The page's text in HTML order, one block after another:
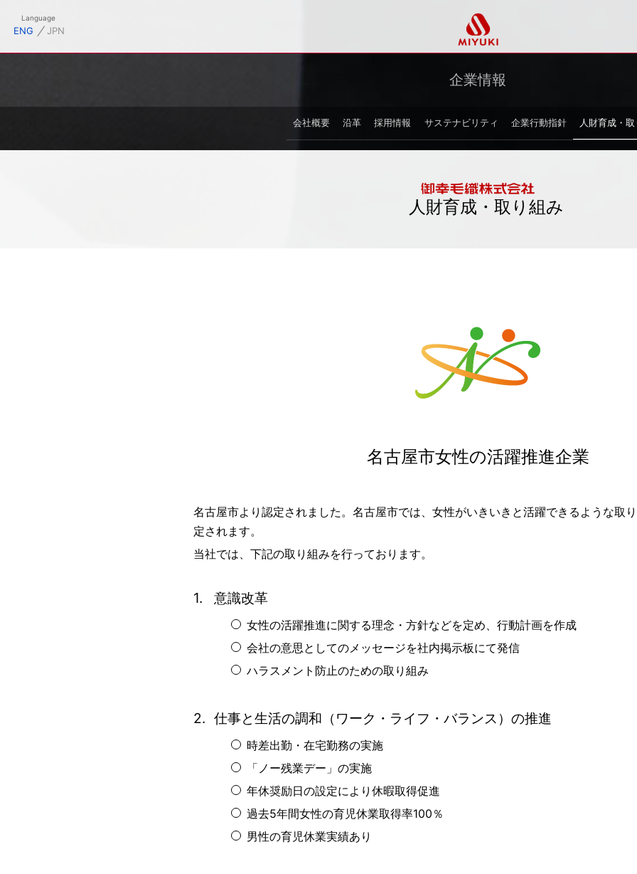
Language
ENG ⁄ JPN
御幸毛織株式会社オフィシャルサイト
企業情報
会社概要 沿革 採用情報 サステナビリティ 企業行動指針 人財育成・
人財育成・取り組み
名古屋市女性の活躍推進企業
名古屋市より認定されました。名古屋市では、女性がいきいきと活躍できるような取
定されます。
当社では、下記の取り組みを行っております。
意識改革
女性の活躍推進に関する理念・方針などを定め、行動計画を作成
会社の意思としてのメッセージを社内掲示板にて発信
ハラスメント防止のための取り組み
仕事と生活の調和（ワーク・ライフ・バランス）の推進
時差出勤・在宅勤務の実施
「ノー残業デー」の実施
年休奨励日の設定により休暇取得促進
過去5年間女性の育児休業取得率100％
男性の育児休業実績あり